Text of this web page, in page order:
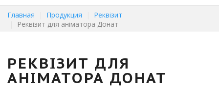
Главная Продукция
Реквізит
Реквізит для аніматора Донат
РЕКВІЗИТ ДЛЯ
АНІМАТОРА ДОНАТ